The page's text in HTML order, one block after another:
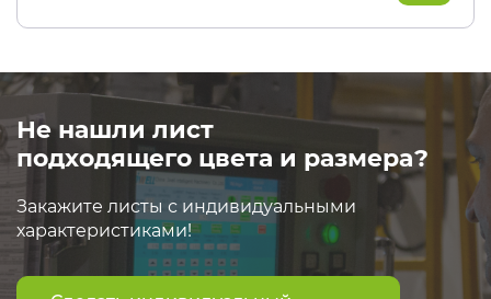
Не нашли лист
подходящего цвета и размера?
Закажите листы с индивидуальными
характеристиками!